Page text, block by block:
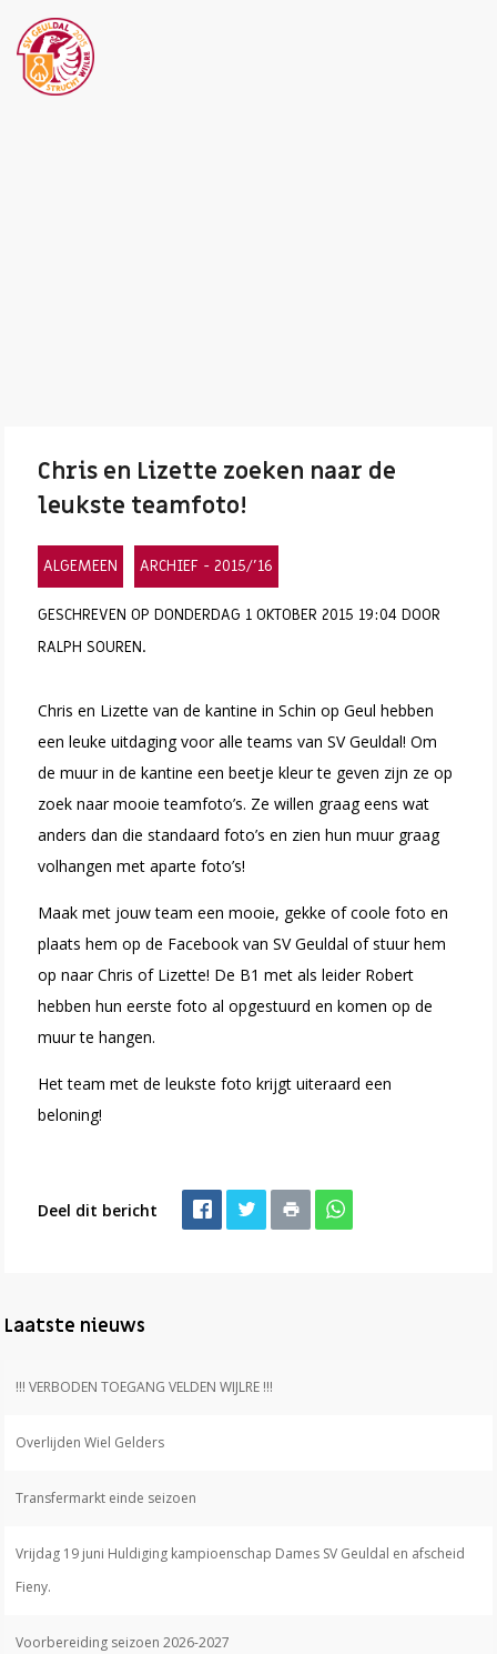
Chris en Lizette zoeken naar de
leukste teamfoto!
ALGEMEEN ARCHIEF - 2015/'16
GESCHREVEN OP DONDERDAG 1 OKTOBER 2015 19:04 DOOR
RALPH SOUREN.
Chris en Lizette van de kantine in Schin op Geul hebben
een leuke uitdaging voor alle teams van SV Geuldal! Om
de muur in de kantine een beetje kleur te geven zijn ze op
zoek naar mooie teamfoto’s. Ze willen graag eens wat
anders dan die standaard foto’s en zien hun muur graag
volhangen met aparte foto’s!
Maak met jouw team een mooie, gekke of coole foto en
plaats hem op de Facebook van SV Geuldal of stuur hem
op naar Chris of Lizette! De B1 met als leider Robert
hebben hun eerste foto al opgestuurd en komen op de
muur te hangen.
Het team met de leukste foto krijgt uiteraard een
beloning!
Deel dit bericht
Laatste nieuws
!!! VERBODEN TOEGANG VELDEN WIJLRE !!!
Overlijden Wiel Gelders
Transfermarkt einde seizoen
Vrijdag 19 juni Huldiging kampioenschap Dames SV Geuldal en afscheid
Fieny.
Voorbereiding seizoen 2026-2027